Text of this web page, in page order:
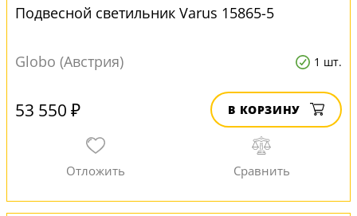
Подвесной светильник Varus 15865-5
Globo (Австрия) 1 шт.
53 550 ₽ В КОРЗИНУ